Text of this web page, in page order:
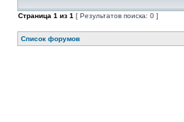
Страница 1 из 1 [ Результатов поиска: 0 ]
Список форумов